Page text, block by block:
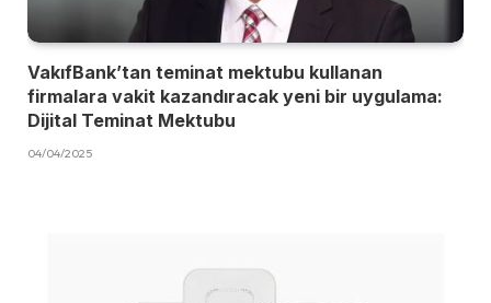
VakıfBank’tan teminat mektubu kullanan
firmalara vakit kazandıracak yeni bir uygulama:
Dijital Teminat Mektubu
04/04/2025